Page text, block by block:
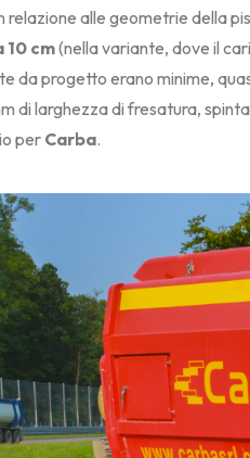
relazione alle geometrie della
10 cm(nella variante, dove il
da progetto erano minime,
di larghezza di fresatura,
per Carba.